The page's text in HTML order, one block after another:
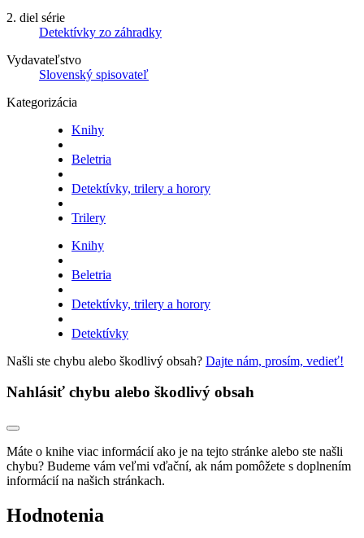
2. diel série
Detektívky zo záhradky
Vydavateľstvo
Slovenský spisovateľ
Kategorizácia
Knihy
Beletria
Detektívky, trilery a horory
Trilery
Knihy
Beletria
Detektívky, trilery a horory
Detektívky
Našli ste chybu alebo škodlivý obsah? Dajte nám, prosím, vedieť!
Nahlásiť chybu alebo škodlivý obsah
Máte o knihe viac informácií ako je na tejto stránke alebo ste našli
chybu? Budeme vám veľmi vďační, ak nám pomôžete s doplnením
informácií na našich stránkach.
Hodnotenia